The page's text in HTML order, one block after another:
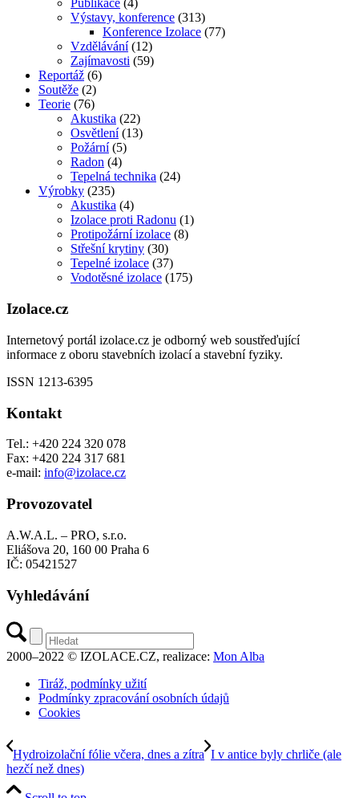
Publikace (4)
Výstavy, konference (313)
Konference Izolace (77)
Vzdělávání (12)
Zajímavosti (59)
Reportáž (6)
Soutěže (2)
Teorie (76)
Akustika (22)
Osvětlení (13)
Požární (5)
Radon (4)
Tepelná technika (24)
Výrobky (235)
Akustika (4)
Izolace proti Radonu (1)
Protipožární izolace (8)
Střešní krytiny (30)
Tepelné izolace (37)
Vodotěsné izolace (175)
Izolace.cz
Internetový portál izolace.cz je odborný web soustřeďující
informace z oboru stavebních izolací a stavební fyziky.
ISSN 1213-6395
Kontakt
Tel.: +420 224 320 078
Fax: +420 224 317 681
e-mail: info@izolace.cz
Provozovatel
A.W.A.L. – PRO, s.r.o.
Eliášova 20, 160 00 Praha 6
IČ: 05421527
Vyhledávání
2000–2022 © IZOLACE.CZ, realizace: Mon Alba
Tiráž, podmínky užití
Podmínky zpracování osobních údajů
Cookies
Hydroizolační fólie včera, dnes a zítra I v antice byly chrliče (ale
hezčí než dnes)